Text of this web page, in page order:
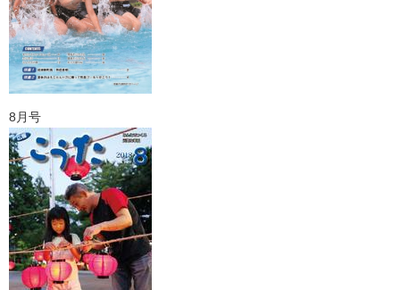
8月号